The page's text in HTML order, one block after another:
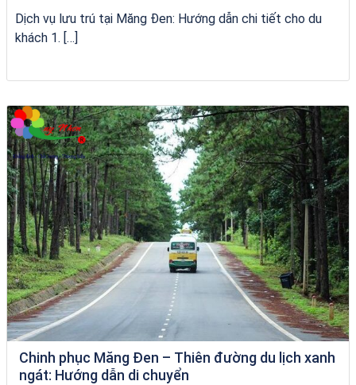
Dịch vụ lưu trú tại Măng Đen: Hướng dẫn chi tiết cho du
khách 1. […]
Homestay Đẹp Tại Măng Đen
Chinh phục Măng Đen – Thiên đường du lịch xanh
ngát: Hướng dẫn di chuyển